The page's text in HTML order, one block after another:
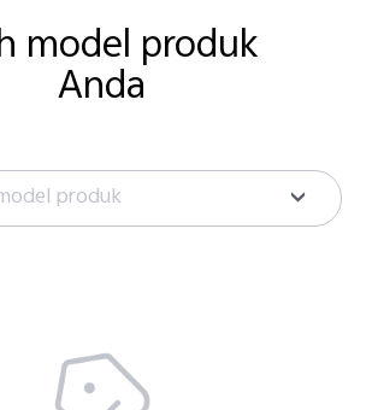
model produk
Anda
produk